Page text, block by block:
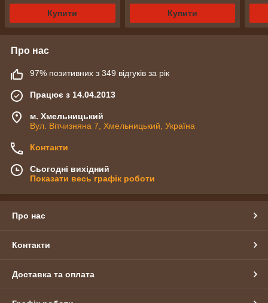
Купити Купити
Про нас
97% позитивних з 349 відгуків за рік
Працює з 14.04.2013
м. Хмельницький
Вул. Вітчизняна 7, Хмельницький, Україна
Контакти
Сьогодні вихідний
Показати весь графік роботи
Про нас
Контакти
Доставка та оплата